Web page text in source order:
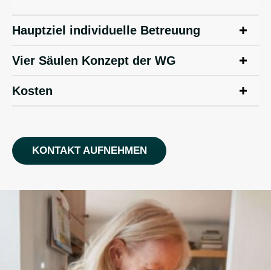
Hauptziel individuelle Betreuung
Vier Säulen Konzept der WG
Kosten
KONTAKT AUFNEHMEN